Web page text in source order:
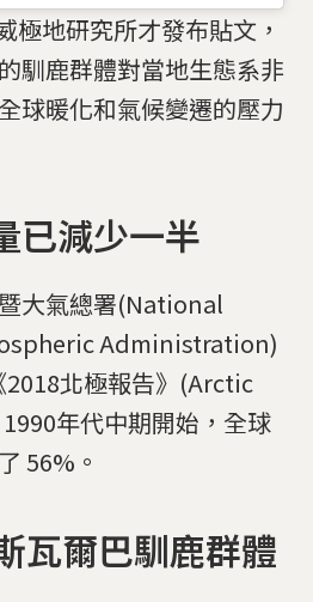
極地研究所才發布貼文，
馴鹿群體對當地生態系非
球暖化和氣候變遷的壓力
已減少一半
大氣總署(National
Administration)
2018北極報告》(Arctic
年代中期開始，全球
56%。
瓦爾巴馴鹿群體